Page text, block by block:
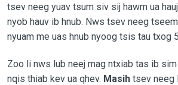
tsev neeg yuav tsum siv sij hawm ua
nyob hauv ib hnub. Nws tsev neeg
nyuam me uas hnub nyoog tsis tau txog
Zoo li nws lub neej mag ntxiab tas ib
nqis thiab kev ua qhev. Masihtsev neeg